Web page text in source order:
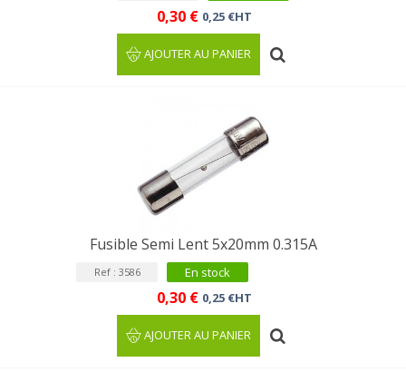
0,30 € 0,25 €HT
AJOUTER AU PANIER
Fusible Semi Lent 5x20mm 0.315A
Ref : 3586 En stock
0,30 € 0,25 €HT
AJOUTER AU PANIER